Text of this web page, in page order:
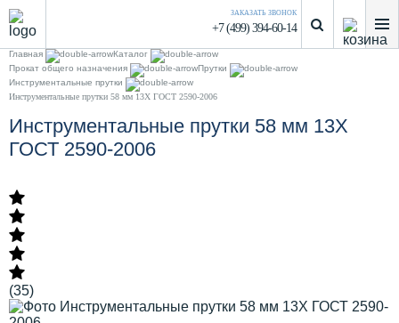
ЗАКАЗАТЬ ЗВОНОК
+7 (499) 394-60-14
Главная
Каталог
Прокат общего назначения
Прутки
Инструментальные прутки
Инструментальные прутки 58 мм 13Х ГОСТ 2590-2006
Инструментальные прутки 58 мм 13Х
ГОСТ 2590-2006
(35)